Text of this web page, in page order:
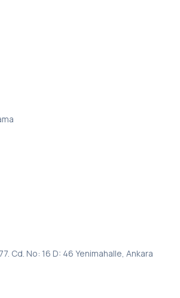
Cd. No: 16 D: 46 Yenimahalle, Ankara